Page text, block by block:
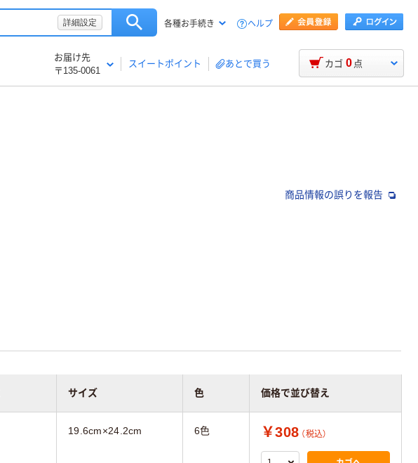
詳細設定 各種お手続き ヘルプ
お届け先
〒135-0061
スイートポイント あとで買う カゴ 0 点
商品情報の誤りを報告
サイズ 色 価格で並び替え
19.6cm×24.2cm 6色 ￥308 （税込）